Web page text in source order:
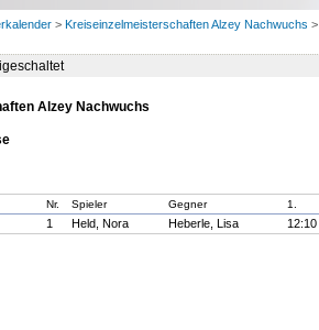
> Kreiseinzelmeisterschaften Alzey Nachwuchs >
Alzey Nachwuchs
Nr. Spieler Gegner 1.
1 Held, Nora Heberle, Lisa 12:10